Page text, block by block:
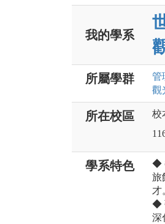
我的學系
所屬學群 管
觀
所在校區
校
學系特色
◆
旅
才
◆
深